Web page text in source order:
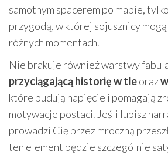
samotnym spacerem po mapie,
przygodą, w której sojusznicy
różnych momentach.
Nie brakuje również warstwy
przyciągającą historię w tleoraz
które budują napięcie i pomagają
motywacje postaci. Jeśli lubisz
prowadzi Cię przez mroczną
ten element będzie szczególnie